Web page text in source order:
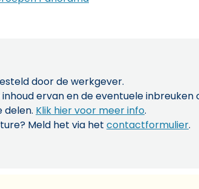
door de werkgever.
ervan en de eventuele
delen. Klik hier voor meer info.
Meld het via het contactformulier.